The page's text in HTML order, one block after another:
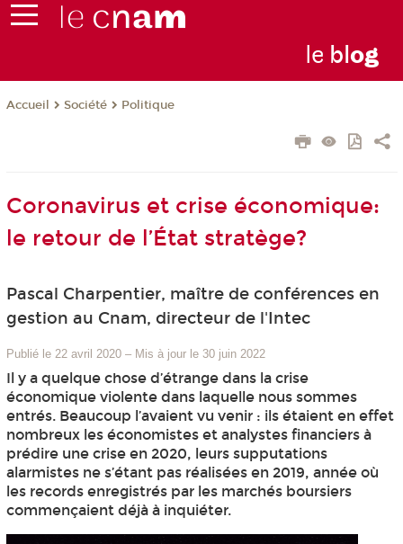
le blog
Accueil Société Politique
Coronavirus et crise économique:
le retour de l’État stratège?
Pascal Charpentier, maître de conférences en
gestion au Cnam, directeur de l'Intec
Publié le 22 avril 2020 – Mis à jour le 30 juin 2022
Il y a quelque chose d’étrange dans la crise
économique violente dans laquelle nous sommes
entrés. Beaucoup l’avaient vu venir : ils étaient en effet
nombreux les économistes et analystes financiers à
prédire une crise en 2020, leurs supputations
alarmistes ne s’étant pas réalisées en 2019, année où
les records enregistrés par les marchés boursiers
commençaient déjà à inquiéter.